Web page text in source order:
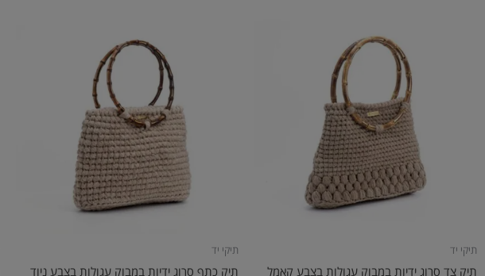
תיקי יד
תיק צד סרוג ידיות במבוק עגולות בצבע קאמל
תיקי יד
תיק כתף סרוג ידיות במבוק עגולות בצבע ניוד